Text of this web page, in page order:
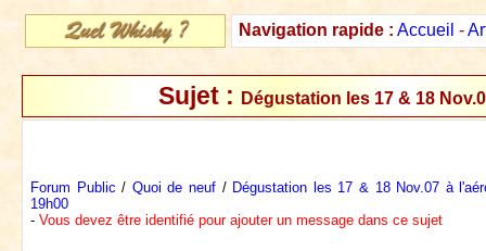
Navigation rapide : Accueil -
Sujet : Dégustation les 17 & 18
Forum Public / Quoi de neuf / Dégustation les 17 & 18 Nov.07 à
19h00
- Vous devez être identifié pour ajouter un message dans ce sujet